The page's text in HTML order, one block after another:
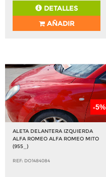
DETALLES
AÑADIR
-5%
ALETA DELANTERA IZQUIERDA
ALFA ROMEO ALFA ROMEO MITO
(955_)
REF: DO1484084